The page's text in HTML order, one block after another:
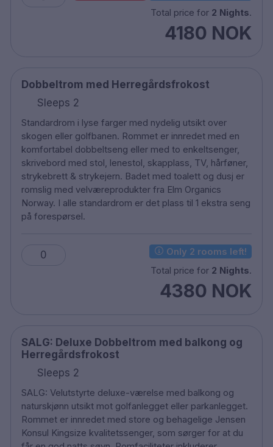
Total price for 2 Nights.
4180 NOK
Dobbeltrom med Herregårdsfrokost
Sleeps 2
Standardrom i lyse farger med nydelig utsikt over
skogen eller golfbanen. Rommet er innredet med en
komfortabel dobbeltseng eller med to enkeltsenger,
skrivebord med stol, lenestol, skapplass, TV, hårføner,
strykebrett & strykejern. Badet med toalett og dusj er
romslig med velværeprodukter fra Elm Organics
Norway. I alle standardrom er det plass til 1 ekstra seng
på forespørsel.
0
Only 2 rooms left!
Total price for 2 Nights.
4380 NOK
SALG: Deluxe Dobbeltrom med balkong og
Herregårdsfrokost
Sleeps 2
SALG: Velutstyrte deluxe-værelse med balkong og
naturskjønn utsikt mot golfanlegget eller parkanlegget.
Rommet er innredet med store og behagelige Jensen
Konsul Kingsize kvalitetssenger, som sørger for at du